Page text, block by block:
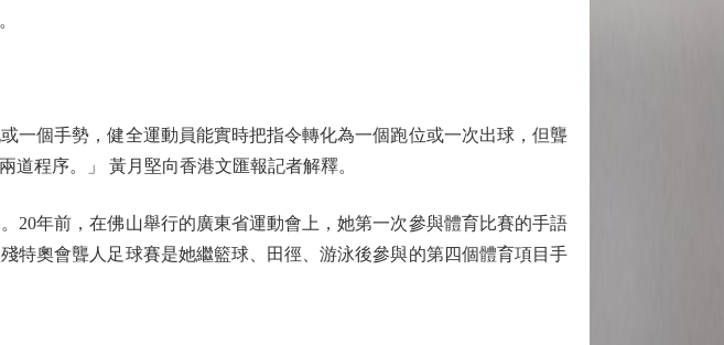
個手勢，健全運動員能實時把指令轉化為一個跑位或一次出球，但聾
道程序。」 黃月堅向香港文匯報記者解釋。
年前，在佛山舉行的廣東省運動會上，她第一次參與體育比賽的手語
特奧會聾人足球賽是她繼籃球、田徑、游泳後參與的第四個體育項目手